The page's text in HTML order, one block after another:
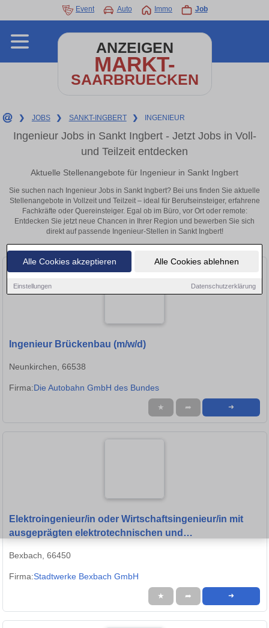
Alle Cookies akzeptieren Alle Cookies ablehnen
Einstellungen Datenschutzerklärung
Event Auto Immo Job
ANZEIGEN
MARKT-
SAARBRUECKEN
❯ JOBS ❯ SANKT-INGBERT ❯ INGENIEUR
Ingenieur Jobs in Sankt Ingbert - Jetzt Jobs in Voll-
und Teilzeit entdecken
Aktuelle Stellenangebote für Ingenieur in Sankt Ingbert
Sie suchen nach Ingenieur Jobs in Sankt Ingbert? Bei uns finden Sie aktuelle
Stellenangebote in Vollzeit und Teilzeit – ideal für Berufseinsteiger, erfahrene
Fachkräfte oder Quereinsteiger. Egal ob im Büro, vor Ort oder remote:
Entdecken Sie jetzt neue Chancen in Ihrer Region und bewerben Sie sich
direkt auf passende Ingenieur-Stellen in Sankt Ingbert!
Ingenieur Brückenbau (m/w/d)
Neunkirchen, 66538
Firma:Die Autobahn GmbH des Bundes
★ ➦ ➜
Elektroingenieur/in oder Wirtschaftsingenieur/in mit
ausgeprägten elektrotechnischen und
Bexbach, 66450
Firma:Stadtwerke Bexbach GmbH
★ ➦ ➜